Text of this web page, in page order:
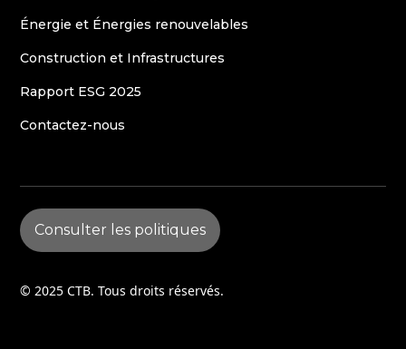
Énergie et Énergies renouvelables
Construction et Infrastructures
Rapport ESG 2025
Contactez-nous
© 2025 CTB. Tous droits réservés.
Consulter les politiques